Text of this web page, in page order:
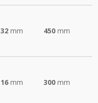
32mm 450 mm
16mm 300 mm